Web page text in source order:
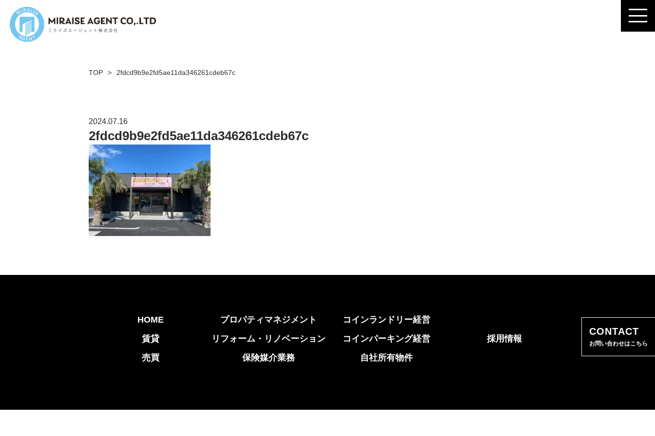
CONTACT
お問い合わせはこちら
TOP > 2fdcd9b9e2fd5ae11da346261cdeb67c
2024.07.16
2fdcd9b9e2fd5ae11da346261cdeb67c
HOME
賃貸
売買
プロパティマネジメント
リフォーム・リノベーション
保険媒介業務
コインランドリー経営
コインパーキング経営
自社所有物件
採用情報